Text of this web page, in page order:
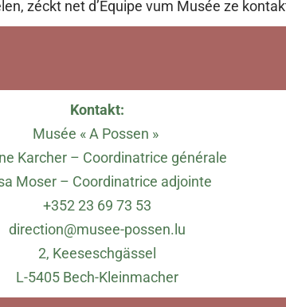
zéckt net d’Equipe vum Musée ze
Kontakt:
Musée « A Possen »
Karcher – Coordinatrice générale
Moser – Coordinatrice adjointe
+352 23 69 73 53
direction@musee-possen.lu
2, Keeseschgässel
L-5405 Bech-Kleinmacher